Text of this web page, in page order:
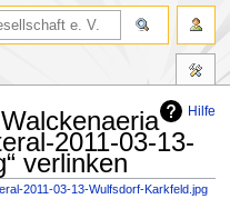
Hilfe
2011-03-13-
verlinken
2011-03-13-Wulfsdorf-Karkfeld.jpg